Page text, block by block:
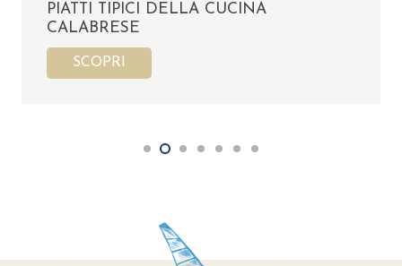
PIATTI TIPICI DELLA CUCINA
CALABRESE
SCOPRI